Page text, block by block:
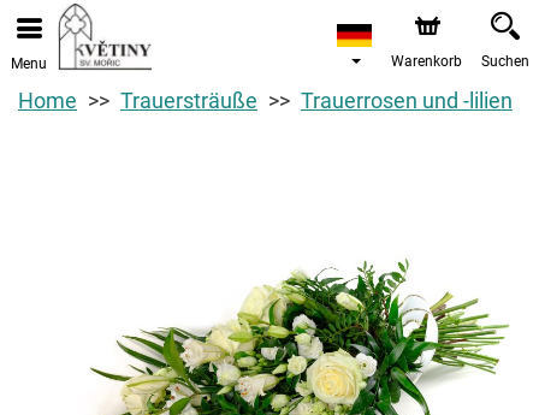
Menu Warenkorb Suchen
Home Trauersträuße Trauerrosen und -lilien